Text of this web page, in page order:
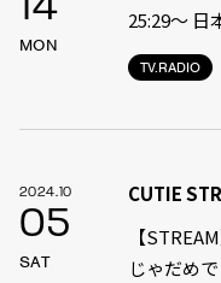
MON
TV.RADIO
25:29〜 日
2024.10
05
SAT
CUTIE
【
じゃだめ